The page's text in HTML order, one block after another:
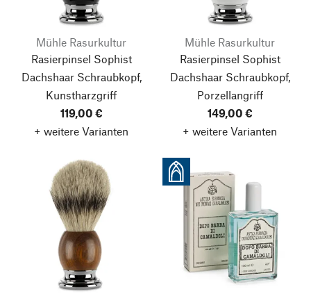
Mühle Rasurkultur
Rasierpinsel Sophist
Dachshaar Schraubkopf,
Kunstharzgriff
119,00 €
+ weitere Varianten
Mühle Rasurkultur
Rasierpinsel Sophist
Dachshaar Schraubkopf,
Porzellangriff
149,00 €
+ weitere Varianten